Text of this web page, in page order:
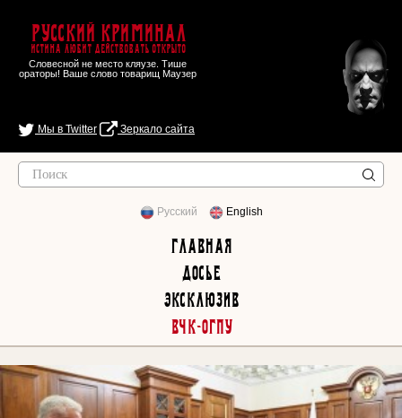
Русский Криминал
Истина любит действовать открыто
Словесной не место кляузе. Тише
ораторы! Ваше слово товарищ Маузер
Мы в Twitter Зеркало сайта
Русский English
Главная
Досье
Эксклюзив
ВЧК-ОГПУ